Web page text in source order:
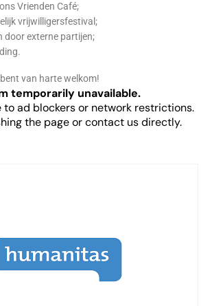
Vrienden Café;
vrijwilligersfestival;
door externe partijen;
van harte welkom!
temporarily unavailable.
to ad blockers or network restrictions.
the page or contact us directly.